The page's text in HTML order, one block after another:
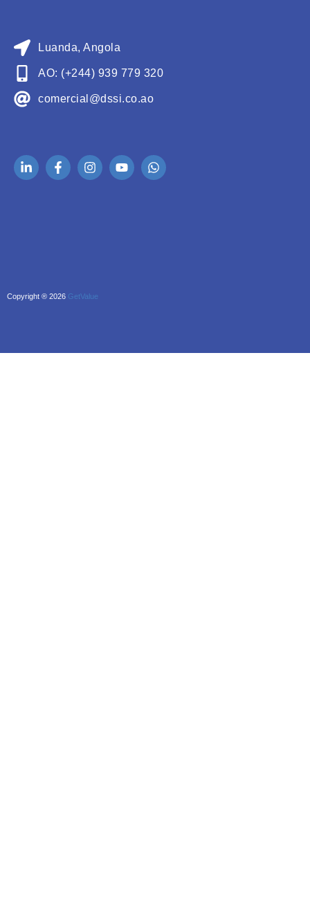
Luanda, Angola
AO: (+244) 939 779 320
comercial@dssi.co.ao
Copyright ® 2026 GetValue